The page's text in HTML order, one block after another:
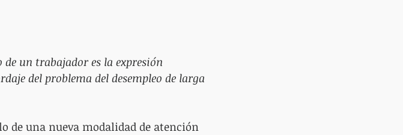
de un trabajador es la expresión
del problema del desempleo de larga
de una nueva modalidad de atención